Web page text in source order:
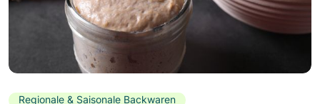
Regionale & Saisonale Backwaren